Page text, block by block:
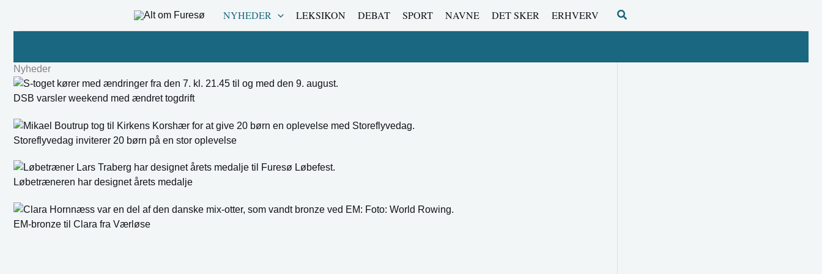
NYHEDER LEKSIKON DEBAT SPORT NAVNE DET SKER ERHVERV Søg
Nyheder
DSB varsler weekend med ændret togdrift
Storeflyvedag inviterer 20 børn på en stor oplevelse
Løbetræneren har designet årets medalje
EM-bronze til Clara fra Værløse